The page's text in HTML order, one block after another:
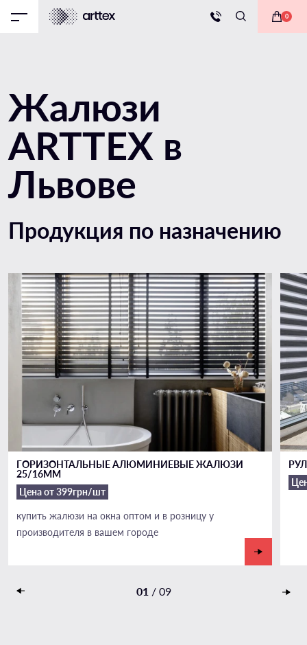
0
Жалюзи
ARTTEX в
Львове
Продукция по назначению
ГОРИЗОНТАЛЬНЫЕ АЛЮМИНИЕВЫЕ ЖАЛЮЗИ
25/16ММ
Цена от 399грн/шт
купить жалюзи на окна оптом и в розницу у
производителя в вашем городе
01 / 09